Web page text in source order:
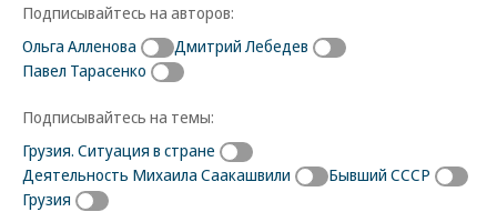
Подписывайтесь на авторов:
Ольга Алленова
Дмитрий Лебедев
Павел Тарасенко
Подписывайтесь на темы:
Грузия. Ситуация в стране
Деятельность Михаила Саакашвили
Бывший СССР
Грузия